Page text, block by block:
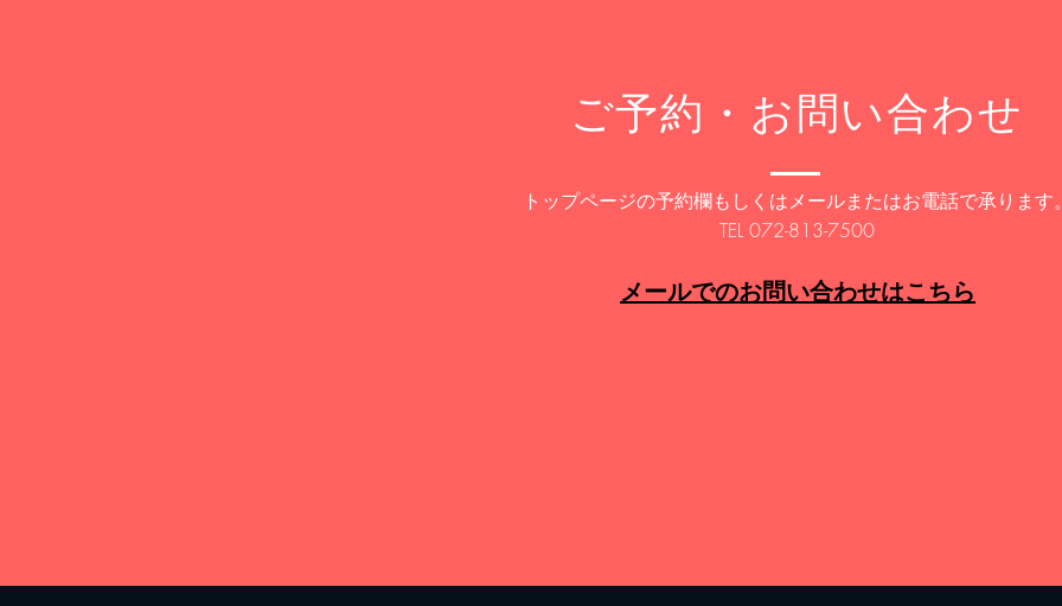
​ご予約・お問い合わせ
トップページの予約欄もしくはメールまたはお電話で承ります
​TEL 072-813-7500
メールでのお問い合わせはこちら